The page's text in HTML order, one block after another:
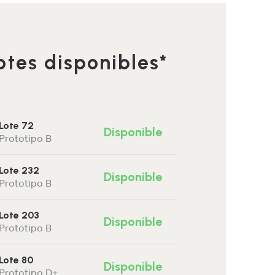
disponibles*
72
B
Disponible
232
B
Disponible
203
B
Disponible
80
Disponible